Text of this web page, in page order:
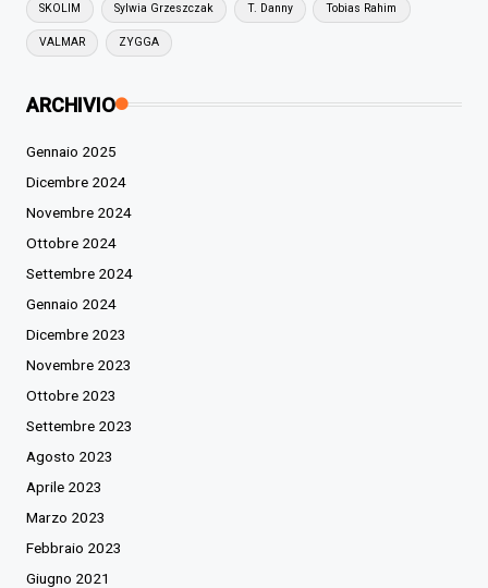
SKOLIM Sylwia Grzeszczak T. Danny Tobias Rahim
VALMAR ZYGGA
ARCHIVIO
Gennaio 2025
Dicembre 2024
Novembre 2024
Ottobre 2024
Settembre 2024
Gennaio 2024
Dicembre 2023
Novembre 2023
Ottobre 2023
Settembre 2023
Agosto 2023
Aprile 2023
Marzo 2023
Febbraio 2023
Giugno 2021